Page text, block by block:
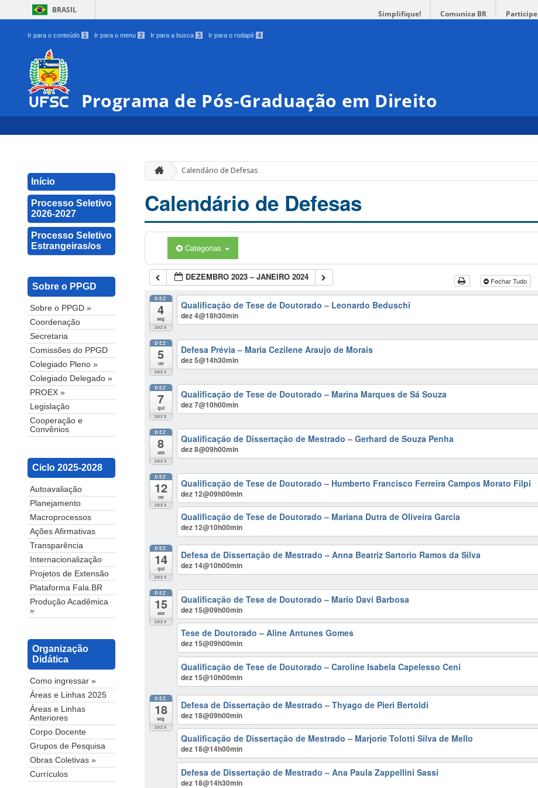
BRASIL Simplifique! Comunica BR Participe
Ir para o conteúdo 1 Ir para o menu 2 Ir para a busca 3 Ir para o rodapé 4
Programa de Pós-Graduação em Direito
Início
Processo Seletivo
2026-2027
Processo Seletivo
Estrangeiras/os
Sobre o PPGD
Sobre o PPGD »
Coordenação
Secretaria
Comissões do PPGD
Colegiado Pleno »
Colegiado Delegado »
PROEX »
Legislação
Cooperação e
Convênios
Ciclo 2025-2028
Autoavaliação
Planejamento
Macroprocessos
Ações Afirmativas
Transparência
Internacionalização
Projetos de Extensão
Plataforma Fala.BR
Produção Acadêmica
»
Organização
Didática
Como ingressar »
Áreas e Linhas 2025
Áreas e Linhas
Anteriores
Corpo Docente
Grupos de Pesquisa
Obras Coletivas »
Currículos
Calendário de Defesas
Calendário de Defesas
Categorias
DEZEMBRO 2023 – JANEIRO 2024 Fechar Tudo
DEZ
4
seg
2023
Qualificação de Tese de Doutorado – Leonardo Beduschi
dez 4@18h30min
DEZ
5
ter
2023
Defesa Prévia – Maria Cezilene Araujo de Morais
dez 5@14h30min
DEZ
7
qui
2023
Qualificação de Tese de Doutorado – Marina Marques de Sá Souza
dez 7@10h00min
DEZ
8
sex
2023
Qualificação de Dissertação de Mestrado – Gerhard de Souza Penha
dez 8@09h00min
DEZ
12
ter
2023
Qualificação de Tese de Doutorado – Humberto Francisco Ferreira Campos Morato Filpi
dez 12@09h00min
Qualificação de Tese de Doutorado – Mariana Dutra de Oliveira Garcia
dez 12@10h00min
DEZ
14
qui
2023
Defesa de Dissertação de Mestrado – Anna Beatriz Sartorio Ramos da Silva
dez 14@10h00min
DEZ
15
sex
2023
Qualificação de Tese de Doutorado – Mario Davi Barbosa
dez 15@09h00min
Tese de Doutorado – Aline Antunes Gomes
dez 15@09h00min
Qualificação de Tese de Doutorado – Caroline Isabela Capelesso Ceni
dez 15@10h00min
DEZ
18
seg
2023
Defesa de Dissertação de Mestrado – Thyago de Pieri Bertoldi
dez 18@09h00min
Qualificação de Dissertação de Mestrado – Marjorie Tolotti Silva de Mello
dez 18@14h00min
Defesa de Dissertação de Mestrado – Ana Paula Zappellini Sassi
dez 18@14h30min